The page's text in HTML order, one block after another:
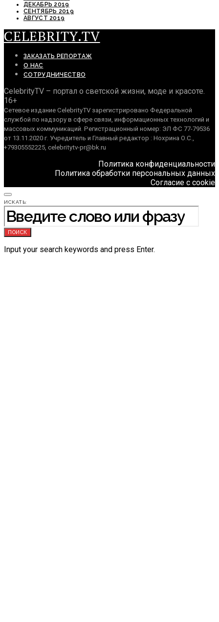
ДЕКАБРЬ 2019
СЕНТЯБРЬ 2019
АВГУСТ 2019
CELEBRITY.TV
ЗАКАЗАТЬ РЕПОРТАЖ
О НАС
СОТРУДНИЧЕСТВО
CelebrityTV – портал о светской жизни, моде и красоте.
16+
Сетевое издание CelebrityTV зарегистрировано Федеральной
службой по надзору в сфере связи, информационных технологий и
массовых коммуникаций. Регистрационный номер: ЭЛ ФС 77-79536
от 13.11.2020 г. Учредитель и Главный редактор : Нохрина О.С.,
+79305552225, celebritytv-pr@bk.ru
Политика конфиденциальности
Политика обработки персональных данных
Согласие с cookie
ИСКАТЬ:
ПОИСК
Input your search keywords and press Enter.